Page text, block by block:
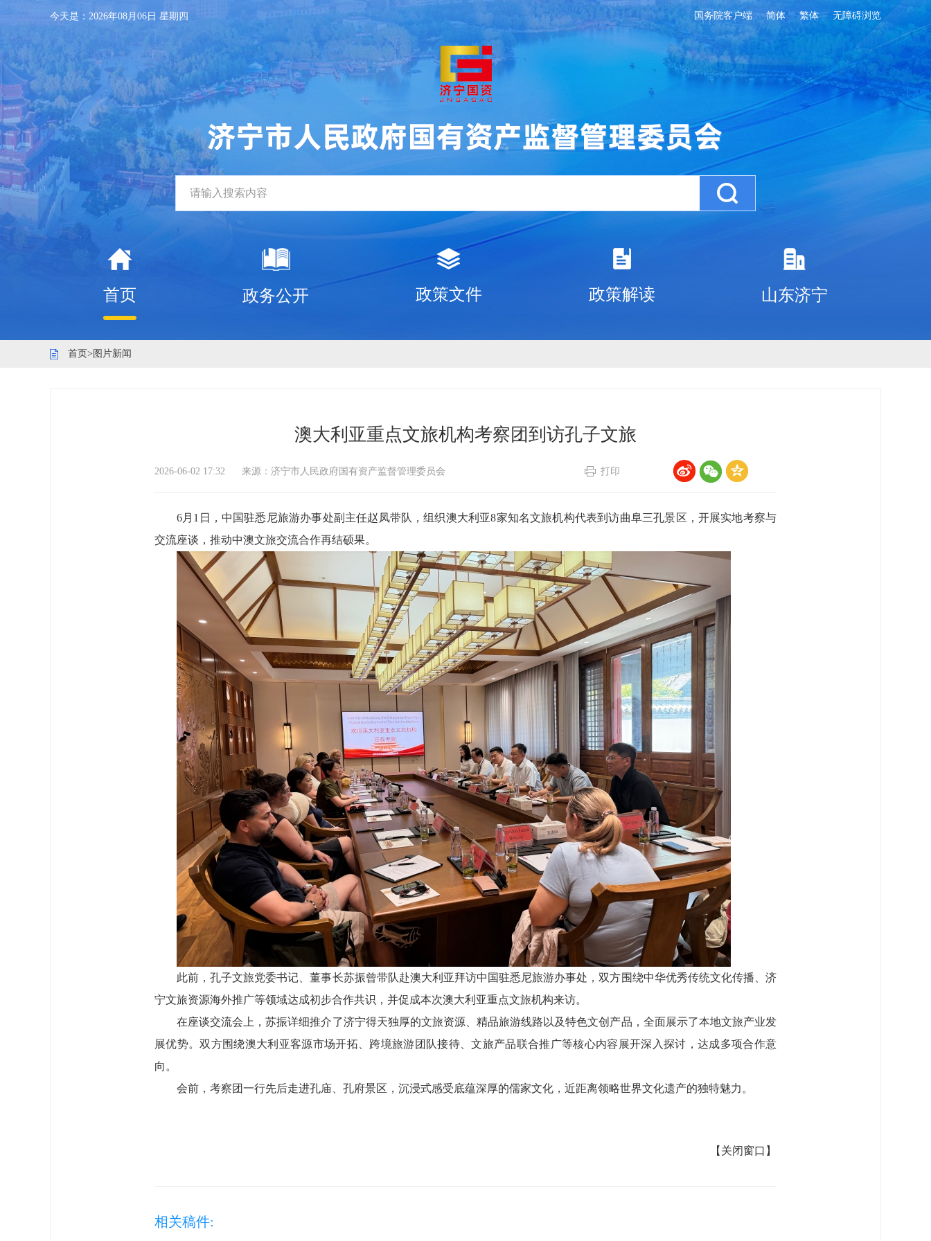
今天是： 2026年08月06日 星期四 国务院客户端 简体 繁体 无障碍浏览
首页 政务公开 政策文件 政策解读 山东济宁
首页> 图片新闻
澳大利亚重点文旅机构考察团到访孔子文旅
2026-06-02 17:32 来源： 济宁市人民政府国有资产监督管理委员会 打印
6月1日，中国驻悉尼旅游办事处副主任赵凤带队，组织澳大利亚8家知名文旅机构代表到访曲阜三孔景区，开展实地考察与
交流座谈，推动中澳文旅交流合作再结硕果。
此前，孔子文旅党委书记、董事长苏振曾带队赴澳大利亚拜访中国驻悉尼旅游办事处，双方围绕中华优秀传统文化传播、济
宁文旅资源海外推广等领域达成初步合作共识，并促成本次澳大利亚重点文旅机构来访。
在座谈交流会上，苏振详细推介了济宁得天独厚的文旅资源、精品旅游线路以及特色文创产品，全面展示了本地文旅产业发
展优势。双方围绕澳大利亚客源市场开拓、跨境旅游团队接待、文旅产品联合推广等核心内容展开深入探讨，达成多项合作意
向。
会前，考察团一行先后走进孔庙、孔府景区，沉浸式感受底蕴深厚的儒家文化，近距离领略世界文化遗产的独特魅力。
【关闭窗口】
相关稿件: